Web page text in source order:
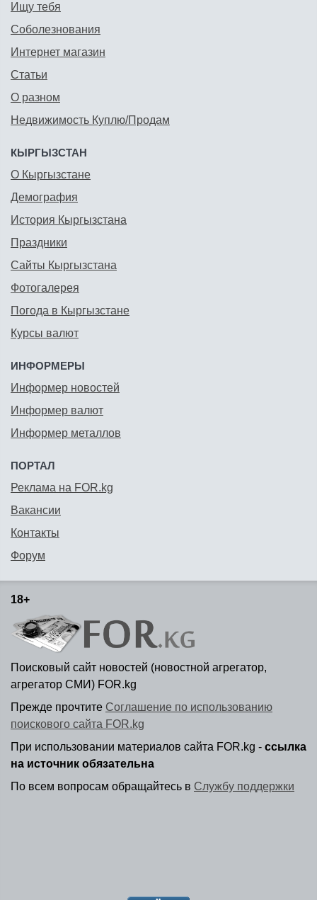
Ищу тебя
Соболезнования
Интернет магазин
Статьи
О разном
Недвижимость Куплю/Продам
КЫРГЫЗСТАН
О Кыргызстане
Демография
История Кыргызстана
Праздники
Сайты Кыргызстана
Фотогалерея
Погода в Кыргызстане
Курсы валют
ИНФОРМЕРЫ
Информер новостей
Информер валют
Информер металлов
ПОРТАЛ
Реклама на FOR.kg
Вакансии
Контакты
Форум
18+
Поисковый сайт новостей (новостной агрегатор,
агрегатор СМИ) FOR.kg
Прежде прочтите Соглашение по использованию
поискового сайта FOR.kg
При использовании материалов сайта FOR.kg - ссылка
на источник обязательна
По всем вопросам обращайтесь в Службу поддержки